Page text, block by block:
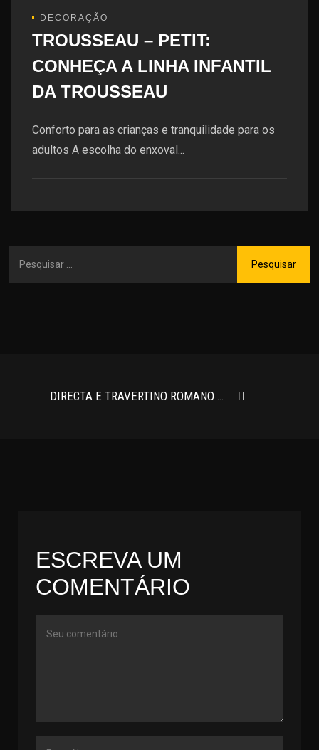
DECORAÇÃO
TROUSSEAU – PETIT:
CONHEÇA A LINHA INFANTIL
DA TROUSSEAU
Conforto para as crianças e tranquilidade para os
adultos A escolha do enxoval...
DIRECTA E TRAVERTINO ROMANO – CHARME, QUALIDADE E BOM GOSTO ATEMPORAL
ESCREVA UM
COMENTÁRIO